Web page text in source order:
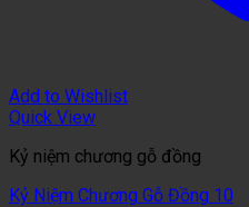
Add to Wishlist
Quick View
Kỷ niệm chương gỗ đồng
Kỷ Niệm Chương Gỗ Đồng 10